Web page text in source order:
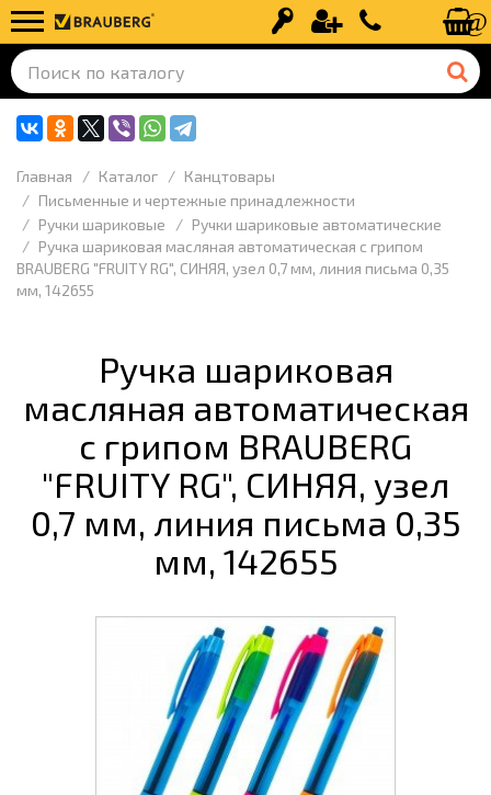
Вход Регистрация+7 (499) 110-
Главная Каталог
Канцтовары
Письменные и чертежные принадлежности
Ручки шариковые
Ручки шариковые автоматические
Ручка шариковая масляная автоматическая с грипом
BRAUBERG "FRUITY RG", СИНЯЯ, узел 0,7 мм, линия письма 0,35
мм, 142655
Ручка шариковая
масляная автоматическая
с грипом BRAUBERG
"FRUITY RG", СИНЯЯ, узел
0,7 мм, линия письма 0,35
мм, 142655